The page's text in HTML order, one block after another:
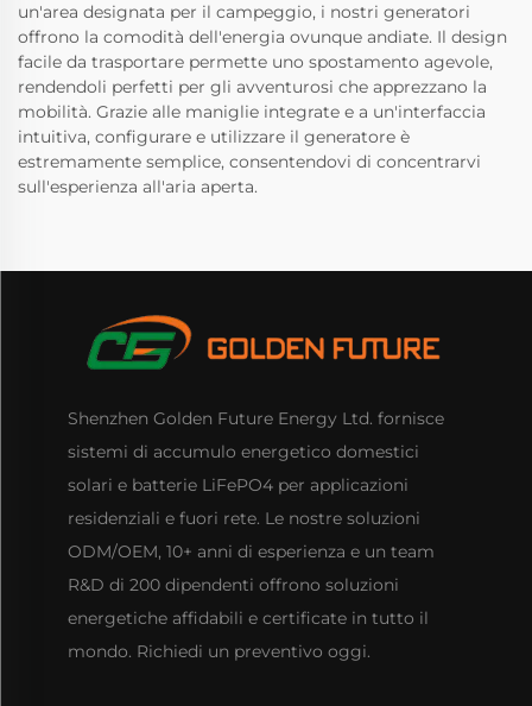
un'area designata per il campeggio, i nostri generatori
offrono la comodità dell'energia ovunque andiate. Il design
facile da trasportare permette uno spostamento agevole,
rendendoli perfetti per gli avventurosi che apprezzano la
mobilità. Grazie alle maniglie integrate e a un'interfaccia
intuitiva, configurare e utilizzare il generatore è
estremamente semplice, consentendovi di concentrarvi
sull'esperienza all'aria aperta.
Shenzhen Golden Future Energy Ltd. fornisce
sistemi di accumulo energetico domestici
solari e batterie LiFePO4 per applicazioni
residenziali e fuori rete. Le nostre soluzioni
ODM/OEM, 10+ anni di esperienza e un team
R&D di 200 dipendenti offrono soluzioni
energetiche affidabili e certificate in tutto il
mondo. Richiedi un preventivo oggi.